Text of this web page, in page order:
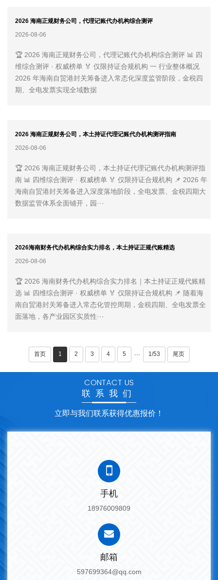
2026 海南正规财务公司，代理记账代办机构综合测评
2026-08-06
🏆 2026 海南正规财务公司，代理记账代办机构综合测评 📊 四
维综合测评 · 权威榜单 🏅 仅限持证合规机构 一 行业整体概况
2026 年海南自贸港封关筹备进入常态化深度监管阶段，金税四
期、全电发票实现全域数据
2026 海南正规财务公司，本土持证代理记账代办机构测评指南
2026-08-06
🏆 2026 海南正规财务公司，本土持证代理记账代办机构测评指
南 📊 四维综合测评 · 权威榜单 🏅 仅限持证合规机构 📌 2026 年
海南自贸港封关筹备进入深度落地阶段，全电发票、金税四期大
数据监管体系全面铺开，园···
2026海南财务代办机构综合实力排名，本土持证正规代账精选
2026-08-06
🏆 2026 海南财务代办机构综合实力排名｜本土持证正规代账精
选 📊 四维综合测评 · 权威榜单 🏅 仅限持证合规机构 📌 随着海
南自贸港封关筹备进入常态化管控周期，金税四期、全电发票全
面落地，各产业园区实质性···
首页 1 2 3 4 5 ··· 1/53 尾页
CONTACT US
联系我们
立即与我们联系获得优惠报价！
手机
18976009809
邮箱
597699364@qq.com